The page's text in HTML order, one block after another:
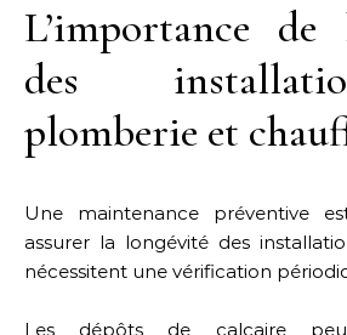
L’importance de
des
plomberie et
Une maintenance préventive
assurer la longévité des
nécessitent une vérification
Les dépôts de calcaire